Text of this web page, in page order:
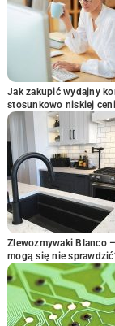
Jak zakupić wydajny
stosunkowo niskiej
Zlewozmywaki Blanco
mogą się nie